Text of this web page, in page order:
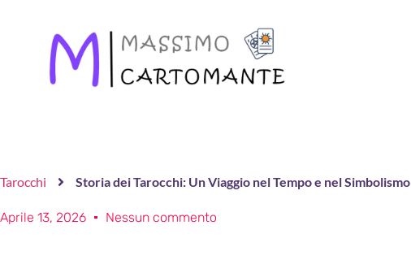
Tarocchi Storia dei Tarocchi: Un Viaggio nel Tempo e nel Simbolismo
Aprile 13, 2026 Nessun commento